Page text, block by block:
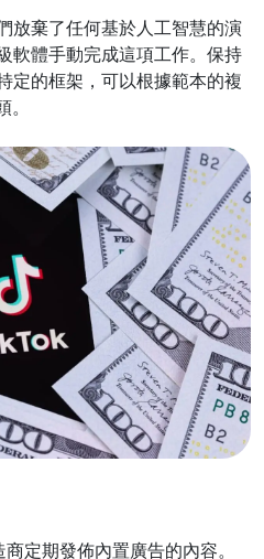
放棄了任何基於人工智慧的演
軟體手動完成這項工作。保持
定的框架，可以根據範本的複
定期發佈內置廣告的內容。